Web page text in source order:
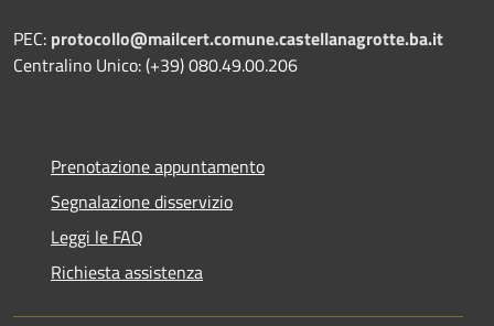
PEC: protocollo@mailcert.comune.castellanagrotte.ba.it
Centralino Unico: (+39) 080.49.00.206
Prenotazione appuntamento
Segnalazione disservizio
Leggi le FAQ
Richiesta assistenza